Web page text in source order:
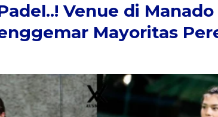
Venue di
Mayoritas